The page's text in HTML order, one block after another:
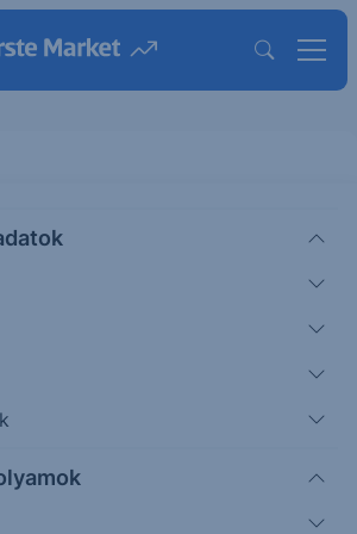
hitelminősítői lépéseinek
carry trade viszi magával a